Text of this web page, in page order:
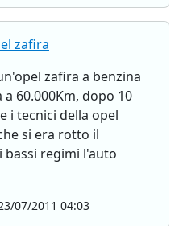
zafira
zafira a benzina
a 60.000Km, dopo 10
i tecnici della opel
si era rotto il
bassi regimi l'auto
07/2011 04:03